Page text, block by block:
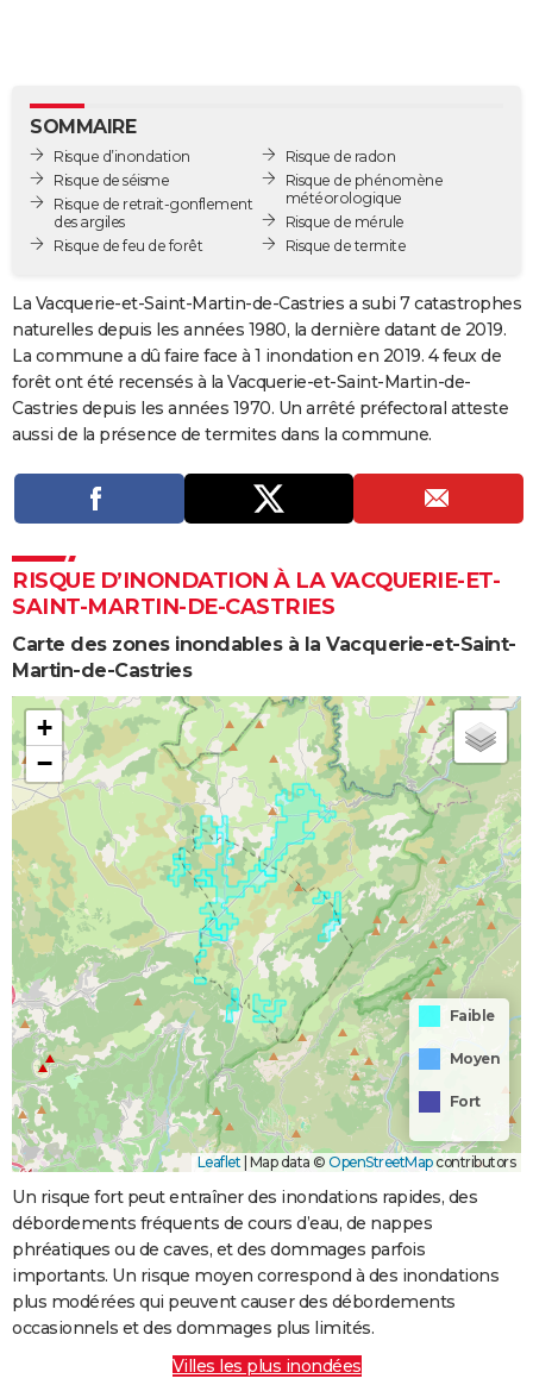
BONS PLANS
CARTE DE VOEUX
Carte de Noël
Carte Bonne année
Carte Saint-Valentin
Carte Pâques
Carte d'anniversaire
DICTIONNAIRE
COPAINS D'AVANT
S'inscrire
Se connecter
Lycées
Collèges
Primaires
Universités
Entreprises
Service militaire
Avis de recherche
AVIS DE DÉCÈS
FORUM
SOMMAIRE
Risque d’inondation
Risque de séisme
Risque de retrait-gonflement
des argiles
Risque de feu de forêt
Risque de radon
Risque de phénomène
météorologique
Risque de mérule
Risque de termite
La Vacquerie-et-Saint-Martin-de-Castries a subi 7 catastrophes
naturelles depuis les années 1980, la dernière datant de 2019.
La commune a dû faire face à 1 inondation en 2019. 4 feux de
forêt ont été recensés à la Vacquerie-et-Saint-Martin-de-
Castries depuis les années 1970. Un arrêté préfectoral atteste
aussi de la présence de termites dans la commune.
RISQUE D’INONDATION À LA VACQUERIE-ET-
SAINT-MARTIN-DE-CASTRIES
Carte des zones inondables à la Vacquerie-et-Saint-
Martin-de-Castries
+
−
Faible
Moyen
Fort
Leaflet Map data © OpenStreetMapcontributors
Un risque fort peut entraîner des inondations rapides, des
débordements fréquents de cours d’eau, de nappes
phréatiques ou de caves, et des dommages parfois
importants. Un risque moyen correspond à des inondations
plus modérées qui peuvent causer des débordements
occasionnels et des dommages plus limités.
Villes les plus inondées